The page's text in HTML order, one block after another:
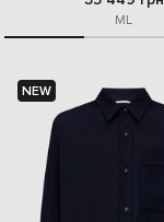
ML
NEW